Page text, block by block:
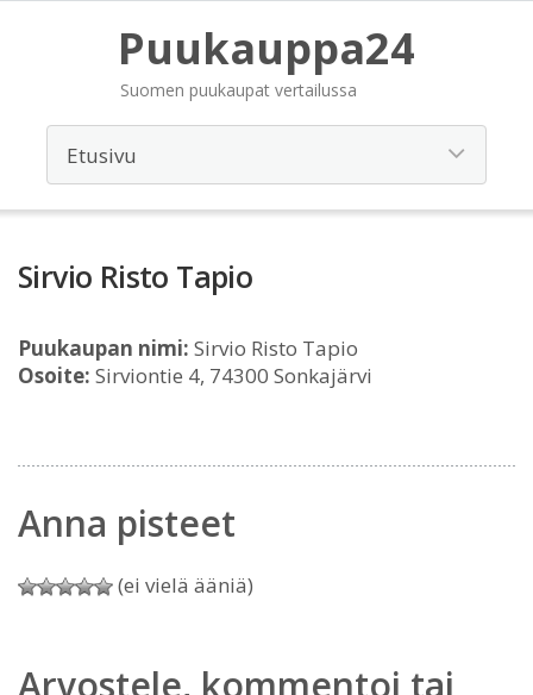
Puukauppa24
Suomen puukaupat vertailussa
Sirvio Risto Tapio
Puukaupan nimi: Sirvio Risto Tapio
Osoite: Sirviontie 4, 74300 Sonkajärvi
Anna pisteet
(ei vielä ääniä)
Arvostele, kommentoi tai